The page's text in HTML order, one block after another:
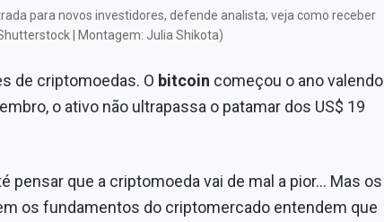
para novos investidores, defende analista; veja como receber
| Montagem: Julia Shikota)
de criptomoedas. O bitcoin começou o ano valendo
o ativo não ultrapassa o patamar dos US$ 19
pensar que a criptomoeda vai de mal a pior… Mas os
os fundamentos do criptomercado entendem que